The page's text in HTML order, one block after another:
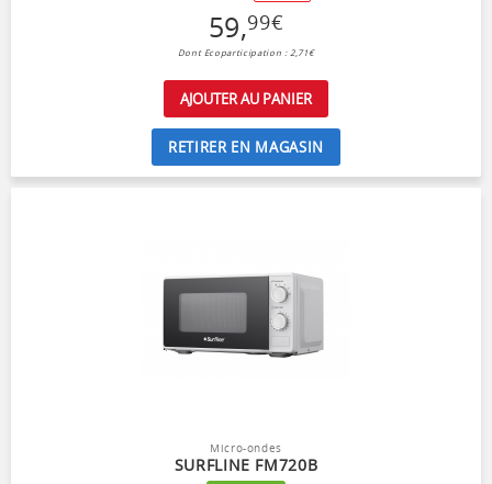
59,99€
Dont Ecoparticipation : 2,71€
AJOUTER AU PANIER
RETIRER EN MAGASIN
Micro-ondes
SURFLINE FM720B